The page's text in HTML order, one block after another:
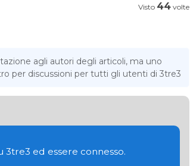
Visto 44 volte
agli autori degli articoli, ma uno
per discussioni per tutti gli utenti di 3tre3
ed essere connesso.